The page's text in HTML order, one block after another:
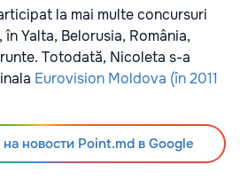
la mai multe concursuri
Yalta, Belorusia, România,
Totodată, Nicoleta s-a
Eurovision Moldova (în 2011
новости Point.md в Google